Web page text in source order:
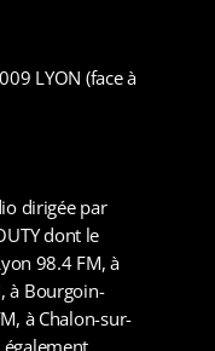
LYON (face à
dirigée par
dont le
98.4 FM, à
à Bourgoin-
à Chalon-sur-